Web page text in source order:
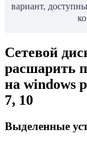
вариант,
Сетевой
расшарить
на windows
7, 10
Выделенные